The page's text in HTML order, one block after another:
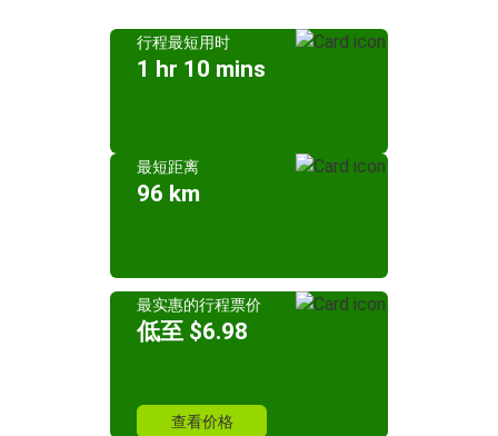
行程最短用时
1 hr 10 mins
最短距离
96 km
最实惠的行程票价
低至 $6.98
查看价格